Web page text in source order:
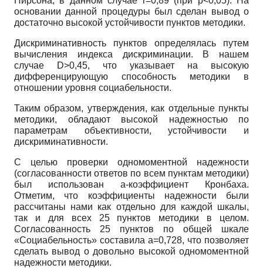
основании данной процедуры был сделан вывод о
достаточно высокой устойчивости пунктов методики.
Дискриминативность пунктов определялась путем
вычисления индекса дискриминации. В нашем
случае
D>0,45, что указывает на высокую
дифференцирующую способность методики в
отношении уровня социабельности.
Таким образом, утверждения, как отдельные пункты
методики, обладают высокой надежностью по
параметрам объективности, устойчивости и
дискриминативности.
С целью проверки одномоментной надежности
(согласованности ответов по всем пунктам методики)
был использован a-коэффициент Кронбаха.
Отметим, что коэффициенты надежности были
рассчитаны нами как отдельно для каждой шкалы,
так и для всех 25 пунктов методики в целом.
Согласованность 25 пунктов по общей шкале
«Социабельность» составила а=0,728, что позволяет
сделать вывод о довольно высокой одномоментной
надежности методики.